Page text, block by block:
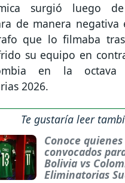
surgió luego
de manera
que lo filmaba
su equipo en
en la
2026.
Te gustaría leer
Conoce
convocados
Bolivia vs
Eliminatorias